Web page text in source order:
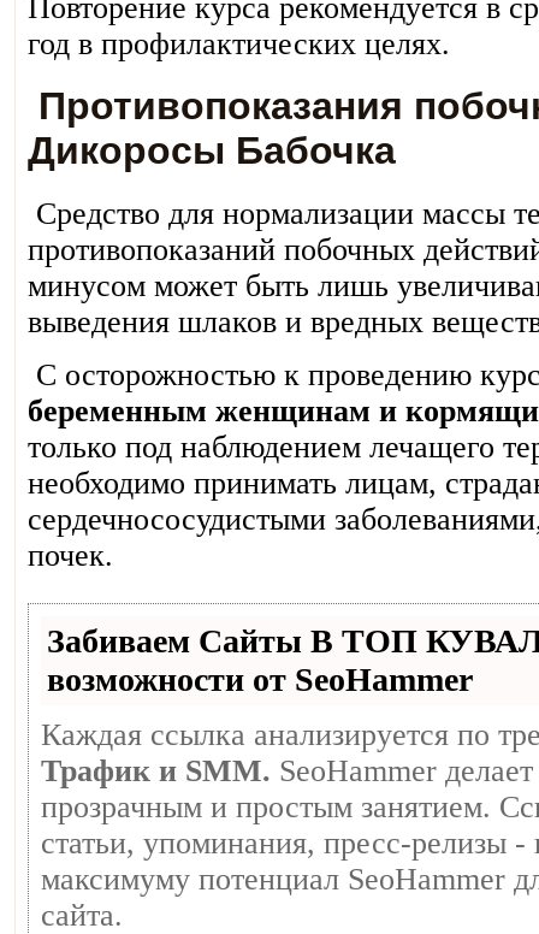
Повторение курса рекомендуется в
год в профилактических целях.
Противопоказания
Дикоросы Бабочка
Средство для нормализации массы
противопоказаний побочных
минусом может быть лишь
выведения шлаков и вредных
С осторожностью к проведению
беременным женщинам и
только под наблюдением лечащего
необходимо принимать лицам,
сердечнососудистыми
почек.
Забиваем Сайты В ТОП
возможности от SeoHammer
Каждая ссылка анализируется по
Трафик и SMM. SeoHammer
прозрачным и простым занятием.
статьи, упоминания, пресс-релизы -
максимуму потенциал SeoHammer
сайта.